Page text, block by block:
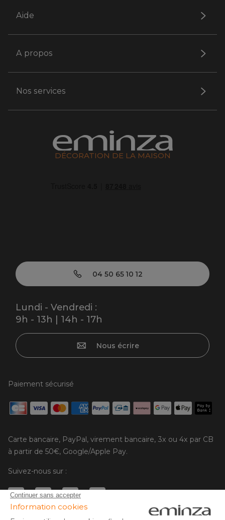
Aide
A propos
Nos services
DÉCORATION DE LA MAISON
04 50 65 10 12
Lundi - Vendredi :
9h - 13h | 14h - 17h
Nous écrire
Paiement sécurisé
Carte bancaire, PayPal, virement bancaire, 3x ou 4x par CB
à partir de 50€, Google/Apple Pay.
Suivez-nous sur :